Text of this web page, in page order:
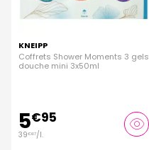
KNEIPP
Coffrets Shower Moments 3 gels
douche mini 3x50ml
5€95
39€67/l.